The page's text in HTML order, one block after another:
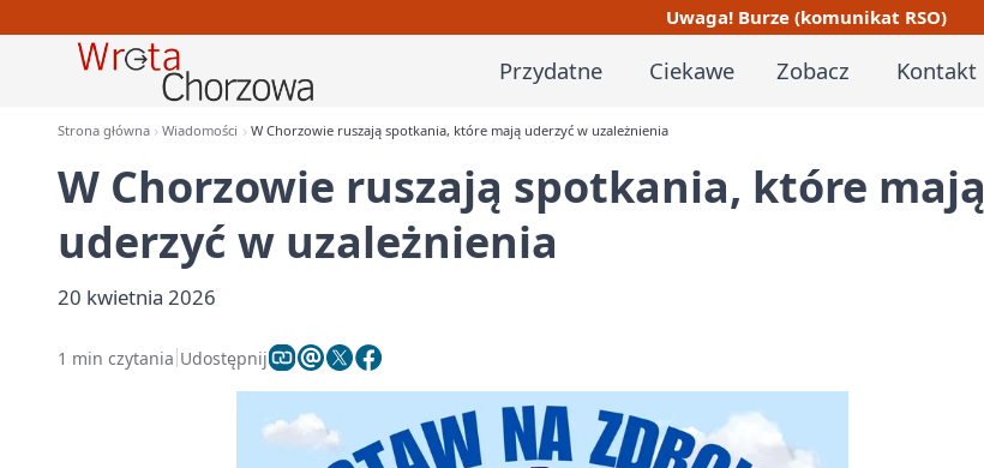
Uwaga! Burze (komunikat RSO)
Przydatne Ciekawe Zobacz Kontakt
Strona główna Wiadomości W Chorzowie ruszają spotkania, które mają uderzyć w uzależnienia
W Chorzowie ruszają spotkania, które mają
uderzyć w uzależnienia
20 kwietnia 2026
1 min czytania Udostępnij